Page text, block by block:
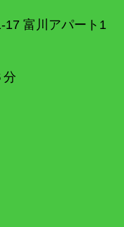
17 富川アパート1
分